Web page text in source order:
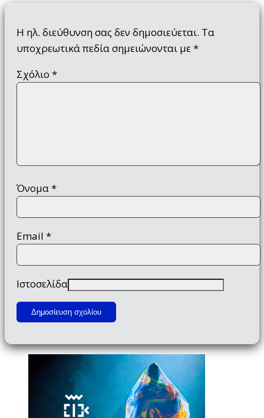
Η ηλ. διεύθυνση σας δεν δημοσιεύεται. Τα
υποχρεωτικά πεδία σημειώνονται με*
Σχόλιο *
Όνομα*
Email *
Ιστοσελίδα